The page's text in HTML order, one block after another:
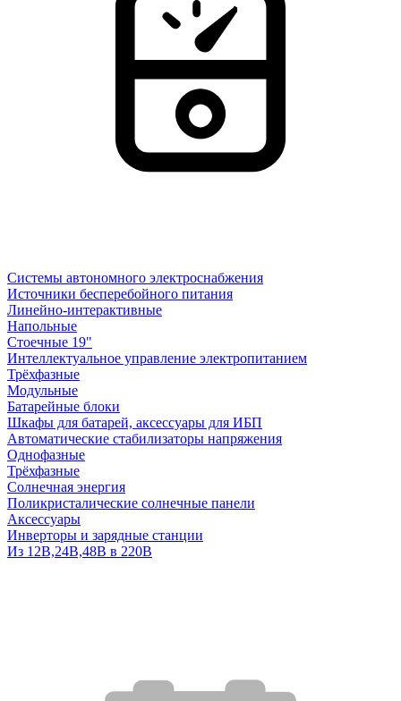
Системы автономного электроснабжения
Источники бесперебойного питания
Линейно-интерактивные
Напольные
Стоечные 19"
Интеллектуальное управление электропитанием
Трёхфазные
Модульные
Батарейные блоки
Шкафы для батарей, аксессуары для ИБП
Автоматические стабилизаторы напряжения
Однофазные
Трёхфазные
Солнечная энергия
Поликристалические солнечные панели
Аксессуары
Инверторы и зарядные станции
Из 12В,24В,48В в 220В